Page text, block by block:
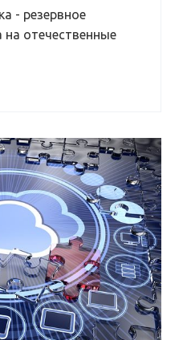
- резервное
на отечественные